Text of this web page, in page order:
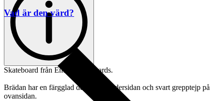
Skateboard från Enuff Skateboards.
Brädan har en färgglad design på undersidan och svart grepptejp på
ovansidan.
Vad är den värd?